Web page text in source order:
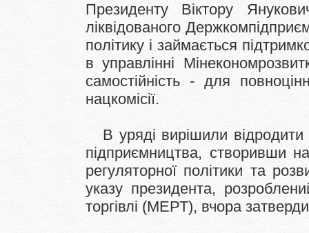
Президенту Віктору
ліквідованого
політику і займається
в управлінні
самостійність - для
нацкомісії.
В уряді вирішили
підприємництва, створивши
регуляторної політики та
указу президента,
торгівлі (МЕРТ), вчора